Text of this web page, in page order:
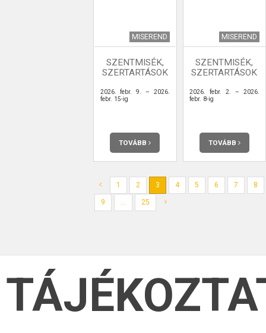
MISEREND
SZENTMISÉK,
SZERTARTÁSOK
2026. febr. 9. – 2026.
febr. 15-ig
TOVÁBB
MISEREND
SZENTMISÉK,
SZERTARTÁSOK
2026. febr. 2. – 2026.
febr. 8-ig
TOVÁBB
1 2 3 4 5 6 7 8
9 ... 25